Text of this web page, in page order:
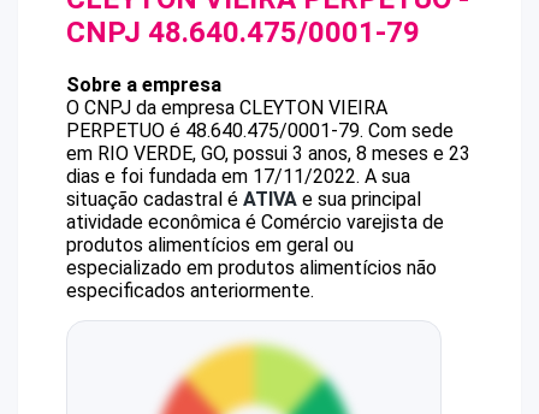
CNPJ 48.640.475/0001-79
Sobre a empresa
O CNPJ da empresa CLEYTON VIEIRA
PERPETUO é 48.640.475/0001-79. Com sede
em RIO VERDE, GO, possui 3 anos, 8 meses e 23
dias e foi fundada em 17/11/2022. A sua
situação cadastral é ATIVA e sua principal
atividade econômica é Comércio varejista de
produtos alimentícios em geral ou
especializado em produtos alimentícios não
especificados anteriormente.